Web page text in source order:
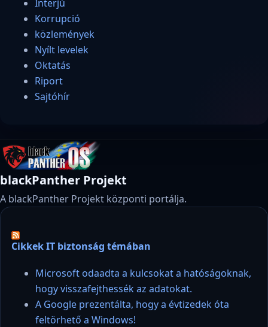
Interjú
Korrupció
közlemények
Nyílt levelek
Oktatás
Riport
Sajtóhír
blackPanther Projekt
A blackPanther Projekt központi portálja.
Cikkek IT biztonság témában
Microsoft odaadta a kulcsokat a hatóságoknak,
hogy visszafejthessék az adatokat.
A Google prezentálta, hogy a évtizedek óta
feltörhető a Windows!